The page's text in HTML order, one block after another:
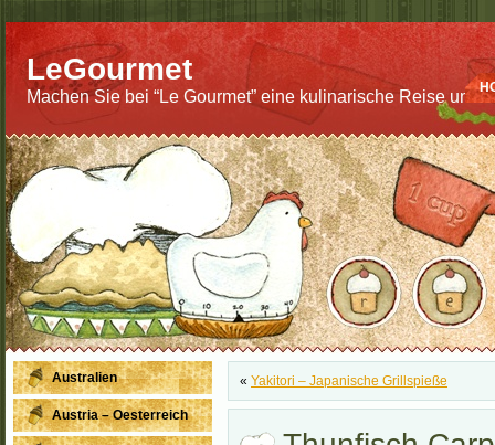
LeGourmet
Machen Sie bei “Le Gourmet” eine kulinarische Reise um
Australien
Austria – Oesterreich
« Yakitori – Japanische Grillspieße